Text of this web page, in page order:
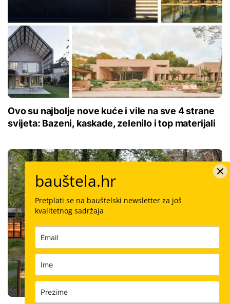
Ovo su najbolje nove kuće i vile na sve 4 strane
svijeta: Bazeni, kaskade, zelenilo i top materijali
bauštela.hr
Pretplati se na bauštelski newsletter za još
kvalitetnog sadržaja